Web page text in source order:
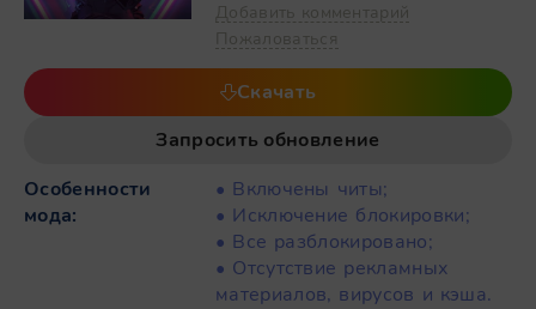
Скачать
Запросить обновление
Добавить комментарий
Пожаловаться
Особенности
мода:
• Включены читы;
• Исключение блокировки;
• Все разблокировано;
• Отсутствие рекламных
материалов, вирусов и кэша.